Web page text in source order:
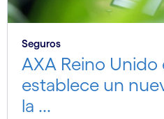
Seguros
AXA Reino Unido
establece un
la ...